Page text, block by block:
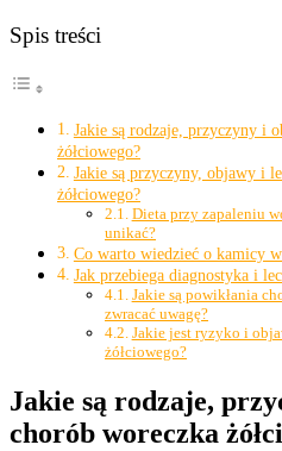
Spis treści
Jakie są rodzaje, przyczyny i
żółciowego?
Jakie są przyczyny, objawy i
żółciowego?
Dieta przy zapaleniu
unikać?
Co warto wiedzieć o kamicy
Jak przebiega diagnostyka i
Jakie są powikłania
zwracać uwagę?
Jakie jest ryzyko i
żółciowego?
Jakie są rodzaje,
chorób woreczka